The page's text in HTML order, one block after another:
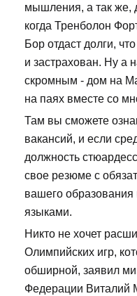
мышления, а так же,
когда Тренболон
Бор отдаст долги,
и застрахован. Ну а
скромным - дом на
на паях вместе со
Там вы сможете
вакансий, и если
должность
свое резюме с
вашего
языками.
Никто не хочет
Олимпийских игр,
обширной, заявил
Федерации Виталий